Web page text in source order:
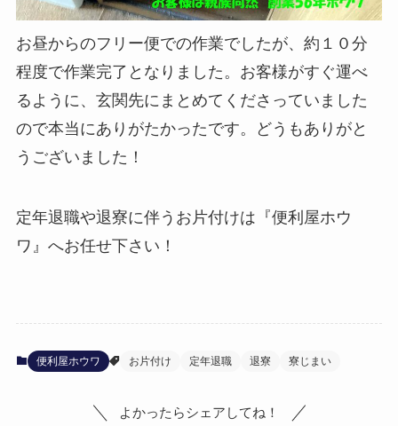
お昼からのフリー便での作業でしたが、約１０分
程度で作業完了となりました。お客様がすぐ運べ
るように、玄関先にまとめてくださっていました
ので本当にありがたかったです。どうもありがと
うございました！
定年退職や退寮に伴うお片付けは『便利屋ホウ
ワ』へお任せ下さい！
便利屋ホウワ お片付け 定年退職 退寮 寮じまい
よかったらシェアしてね！